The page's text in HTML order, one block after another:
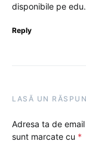
disponibile pe
Reply
LASĂ UN
Adresa ta de
sunt marcate cu *